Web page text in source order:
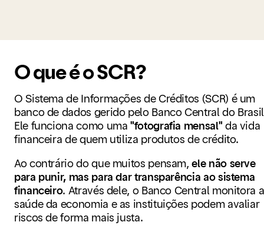
O que é o SCR?
OSistema de Informações de Créditos (SCR) é um
banco de dados gerido pelo Banco Central do
Ele funciona como uma"fotografia mensal" da vida
financeira de quem utiliza produtos de crédito.
Ao contrário do que muitos pensam,ele não serve
para punir, mas para dar transparência ao sistema
financeiro. Através dele, o Banco Central monitora a
saúde da economia e as instituições podem avaliar
riscos de forma mais justa.